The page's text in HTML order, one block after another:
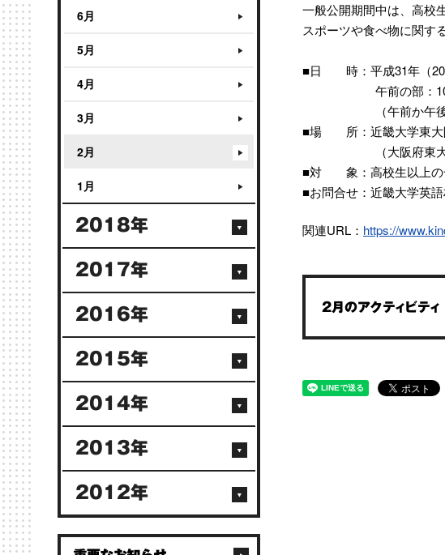
一般公開期間中は、高校
スポーツや食べ物に関す
■日 時：平成31年（
午前の部：10：00
（午前か午後、どち
■場 所：近畿大学東大
（大阪府東大阪市小
■対 象：高校生以上の
■お問合せ：近畿大学英
関連URL： https://
2月のアクティビティ
6月
5月
4月
3月
2月
1月
2018年
2017年
2016年
2015年
2014年
2013年
2012年